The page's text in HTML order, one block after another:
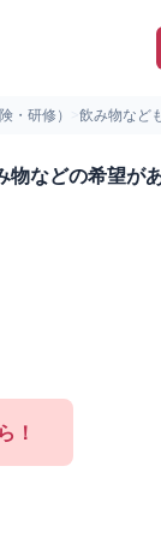
・研修） 飲み物など
などの希望が
！